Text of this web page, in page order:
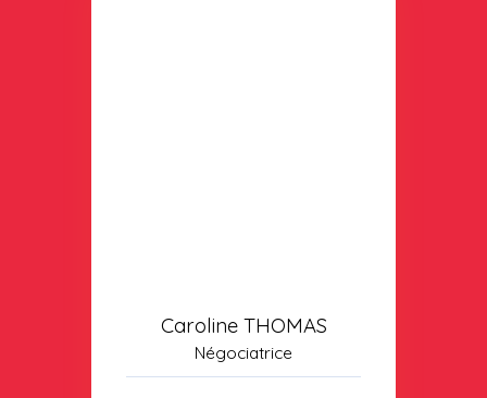
Caroline THOMAS
Négociatrice